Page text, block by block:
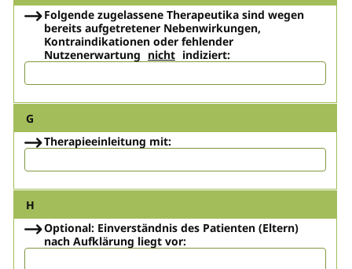
Folgende zugelassene Therapeutika sind wegen
bereits aufgetretener Nebenwirkungen,
Kontraindikationen oder fehlender
Nutzenerwartung nicht indiziert:
G
Therapieeinleitung mit:
H
Optional: Einverständnis des Patienten (Eltern)
nach Aufklärung liegt vor: